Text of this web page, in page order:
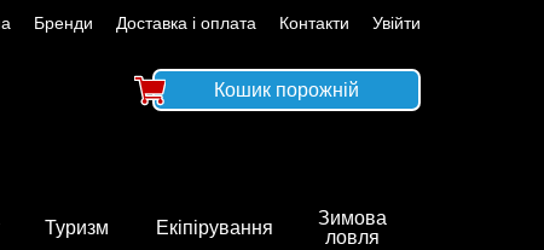
Увійти
Бренди Доставка і оплата Контакти
Кошик порожній
Туризм Екіпірування
Зимова
ловля